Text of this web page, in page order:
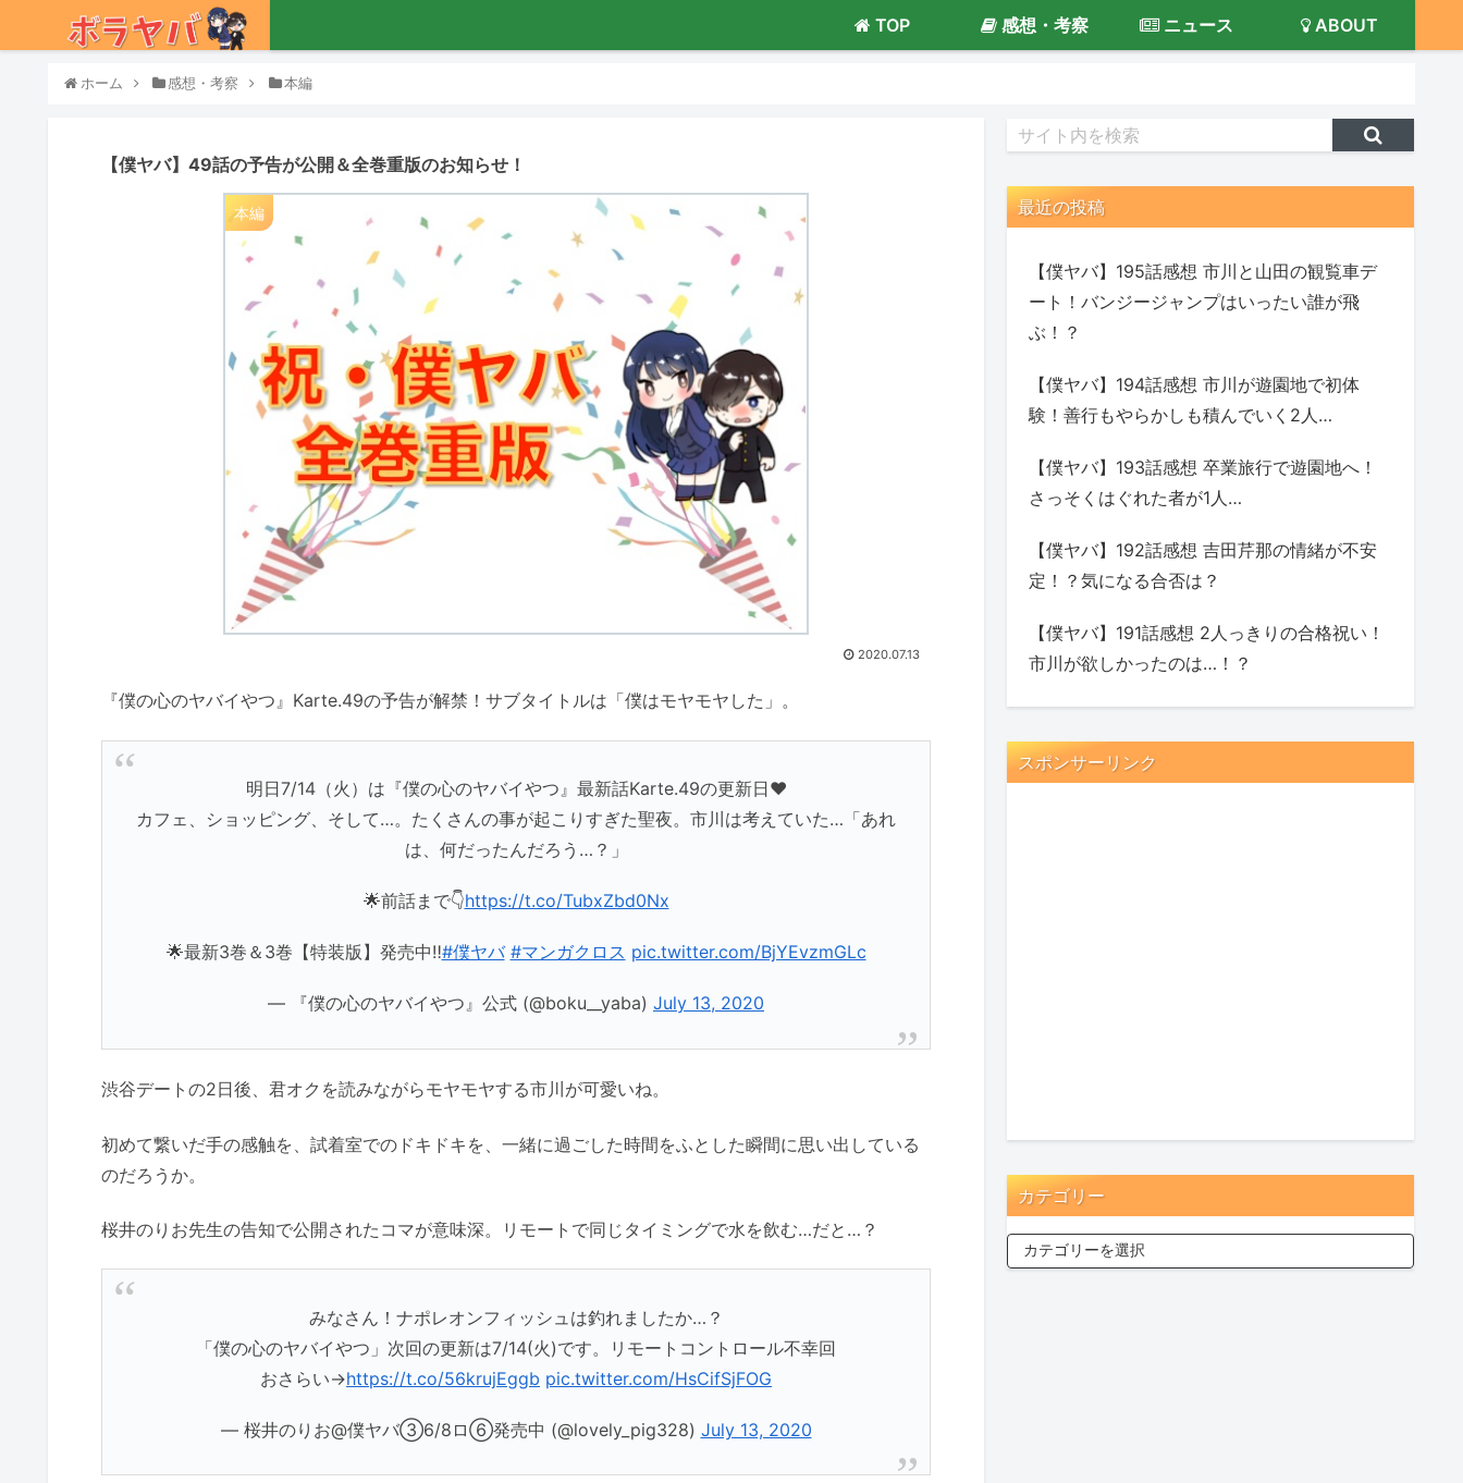
TOP 感想・考察 ニュース ABOUT
ホーム 感想・考察 本編
【僕ヤバ】49話の予告が公開＆全巻重版のお知らせ！
本編
2020.07.13
『僕の心のヤバイやつ』Karte.49の予告が解禁！サブタイトルは「僕はモヤモヤした」。
明日7/14（火）は『僕の心のヤバイやつ』最新話Karte.49の更新日❤️
カフェ、ショッピング、そして…。たくさんの事が起こりすぎた聖夜。市川は考えていた…「あれ
は、何だったんだろう…？」
🌟前話まで👇https://t.co/TubxZbd0Nx
🌟最新3巻＆3巻【特装版】発売中‼️#僕ヤバ #マンガクロス pic.twitter.com/BjYEvzmGLc
— 『僕の心のヤバイやつ』公式 (@boku__yaba) July 13, 2020
渋谷デートの2日後、君オクを読みながらモヤモヤする市川が可愛いね。
初めて繋いだ手の感触を、試着室でのドキドキを、一緒に過ごした時間をふとした瞬間に思い出している
のだろうか。
桜井のりお先生の告知で公開されたコマが意味深。リモートで同じタイミングで水を飲む…だと…？
みなさん！ナポレオンフィッシュは釣れましたか…？
「僕の心のヤバイやつ」次回の更新は7/14(火)です。リモートコントロール不幸回
おさらい→https://t.co/56krujEggb pic.twitter.com/HsCifSjFOG
— 桜井のりお@僕ヤバ③6/8ロ⑥発売中 (@lovely_pig328) July 13, 2020
最近の投稿
【僕ヤバ】195話感想 市川と山田の観覧車デ
ート！バンジージャンプはいったい誰が飛
ぶ！？
【僕ヤバ】194話感想 市川が遊園地で初体
験！善行もやらかしも積んでいく2人…
【僕ヤバ】193話感想 卒業旅行で遊園地へ！
さっそくはぐれた者が1人…
【僕ヤバ】192話感想 吉田芹那の情緒が不安
定！？気になる合否は？
【僕ヤバ】191話感想 2人っきりの合格祝い！
市川が欲しかったのは…！？
スポンサーリンク
カテゴリー